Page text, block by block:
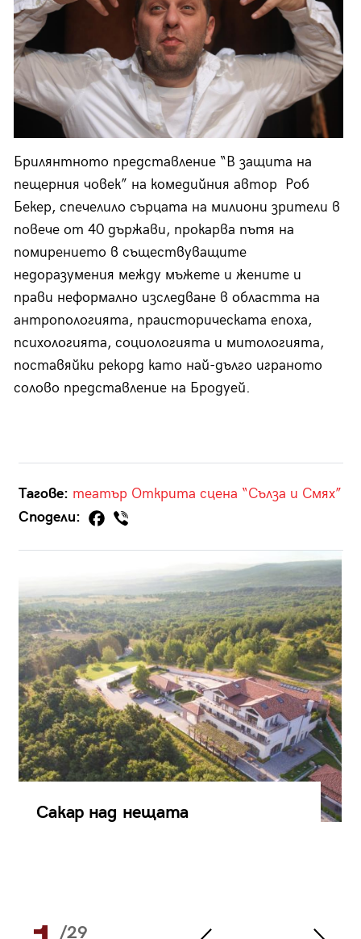
Брилянтното представление “В защита на
пещерния човек” на комедийния автор Роб
Бекер, спечелило сърцата на милиони зрители в
повече от 40 държави, прокарва пътя на
помирението в съществуващите
недоразумения между мъжете и жените и
прави неформално изследване в областта на
антропологията, праисторическата епоха,
психологията, социологията и митологията,
поставяйки рекорд като най-дълго играното
солово представление на Бродуей.
Тагове: театър Открита сцена “Сълза и Смях”
Сподели:
Сакар над нещата
/29